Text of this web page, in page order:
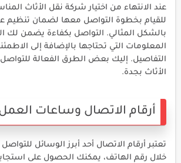
عند الانتهاء من اختيار شركة نقل الأثاث
للقيام بخطوة التواصل معها لضمان تنظيم
بالشكل المثالي. التواصل بكفاءة يضمن لك
المعلومات التي تحتاجها بالإضافة إلى
التفاصيل. إليك بعض الطرق الفعالة
الأثاث بجدة.
أرقام الاتصال وساعات
تعتبر أرقام الاتصال أحد أبرز الوسائل
خلال رقم الهاتف، يمكنك الحصول على